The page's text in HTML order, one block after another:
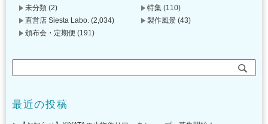
未分類 (2) 特集 (110)
直営店 Siesta Labo. (2,034) 製作風景 (43)
頒布会・定期便 (191)
最近の投稿